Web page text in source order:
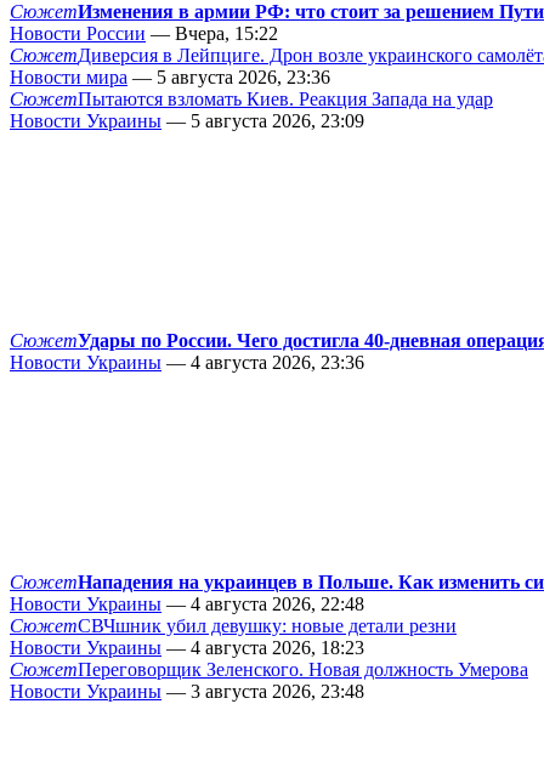
СюжетИзменения в армии РФ: что стоит за решением
Новости России — Вчера, 15:22
СюжетДиверсия в Лейпциге. Дрон возле украинского
Новости мира — 5 августа 2026, 23:36
СюжетПытаются взломать Киев. Реакция Запада на удар
Новости Украины — 5 августа 2026, 23:09
СюжетУдары по России. Чего достигла 40-дневная
Новости Украины — 4 августа 2026, 23:36
СюжетНападения на украинцев в Польше. Как изменить
Новости Украины — 4 августа 2026, 22:48
СюжетСВЧшник убил девушку: новые детали резни
Новости Украины — 4 августа 2026, 18:23
СюжетПереговорщик Зеленского. Новая должность Умерова
Новости Украины — 3 августа 2026, 23:48